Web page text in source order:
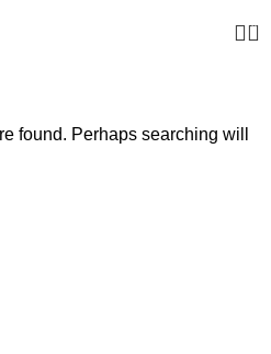
0
found. Perhaps searching will